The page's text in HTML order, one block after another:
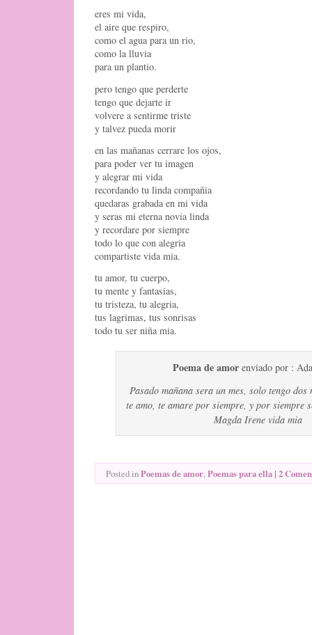
eres mi vida,
el aire que respiro,
como el agua para un rio,
como la lluvia
para un plantio.
pero tengo que perderte
tengo que dejarte ir
volvere a sentirme triste
y talvez pueda morir
en las mañanas cerrare los ojos,
para poder ver tu imagen
y alegrar mi vida
recordando tu linda compañia
quedaras grabada en mi vida
y seras mi eterna novia linda
y recordare por siempre
todo lo que con alegria
compartiste vida mia.
tu amor, tu cuerpo,
tu mente y fantasias,
tu tristeza, tu alegria,
tus lagrimas, tus sonrisas
todo tu ser niña mia.
Poema de amor enviado por :
Pasado mañana sera un mes, solo tengo dos
te amo, te amare por siempre, y por siempre
Magda Irene vida mia
Posted inPoemas de amor,Poemas para ella | 2